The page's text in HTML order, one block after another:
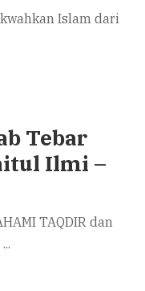
Islam dari
Tebar
Ilmi –
TAQDIR dan
...